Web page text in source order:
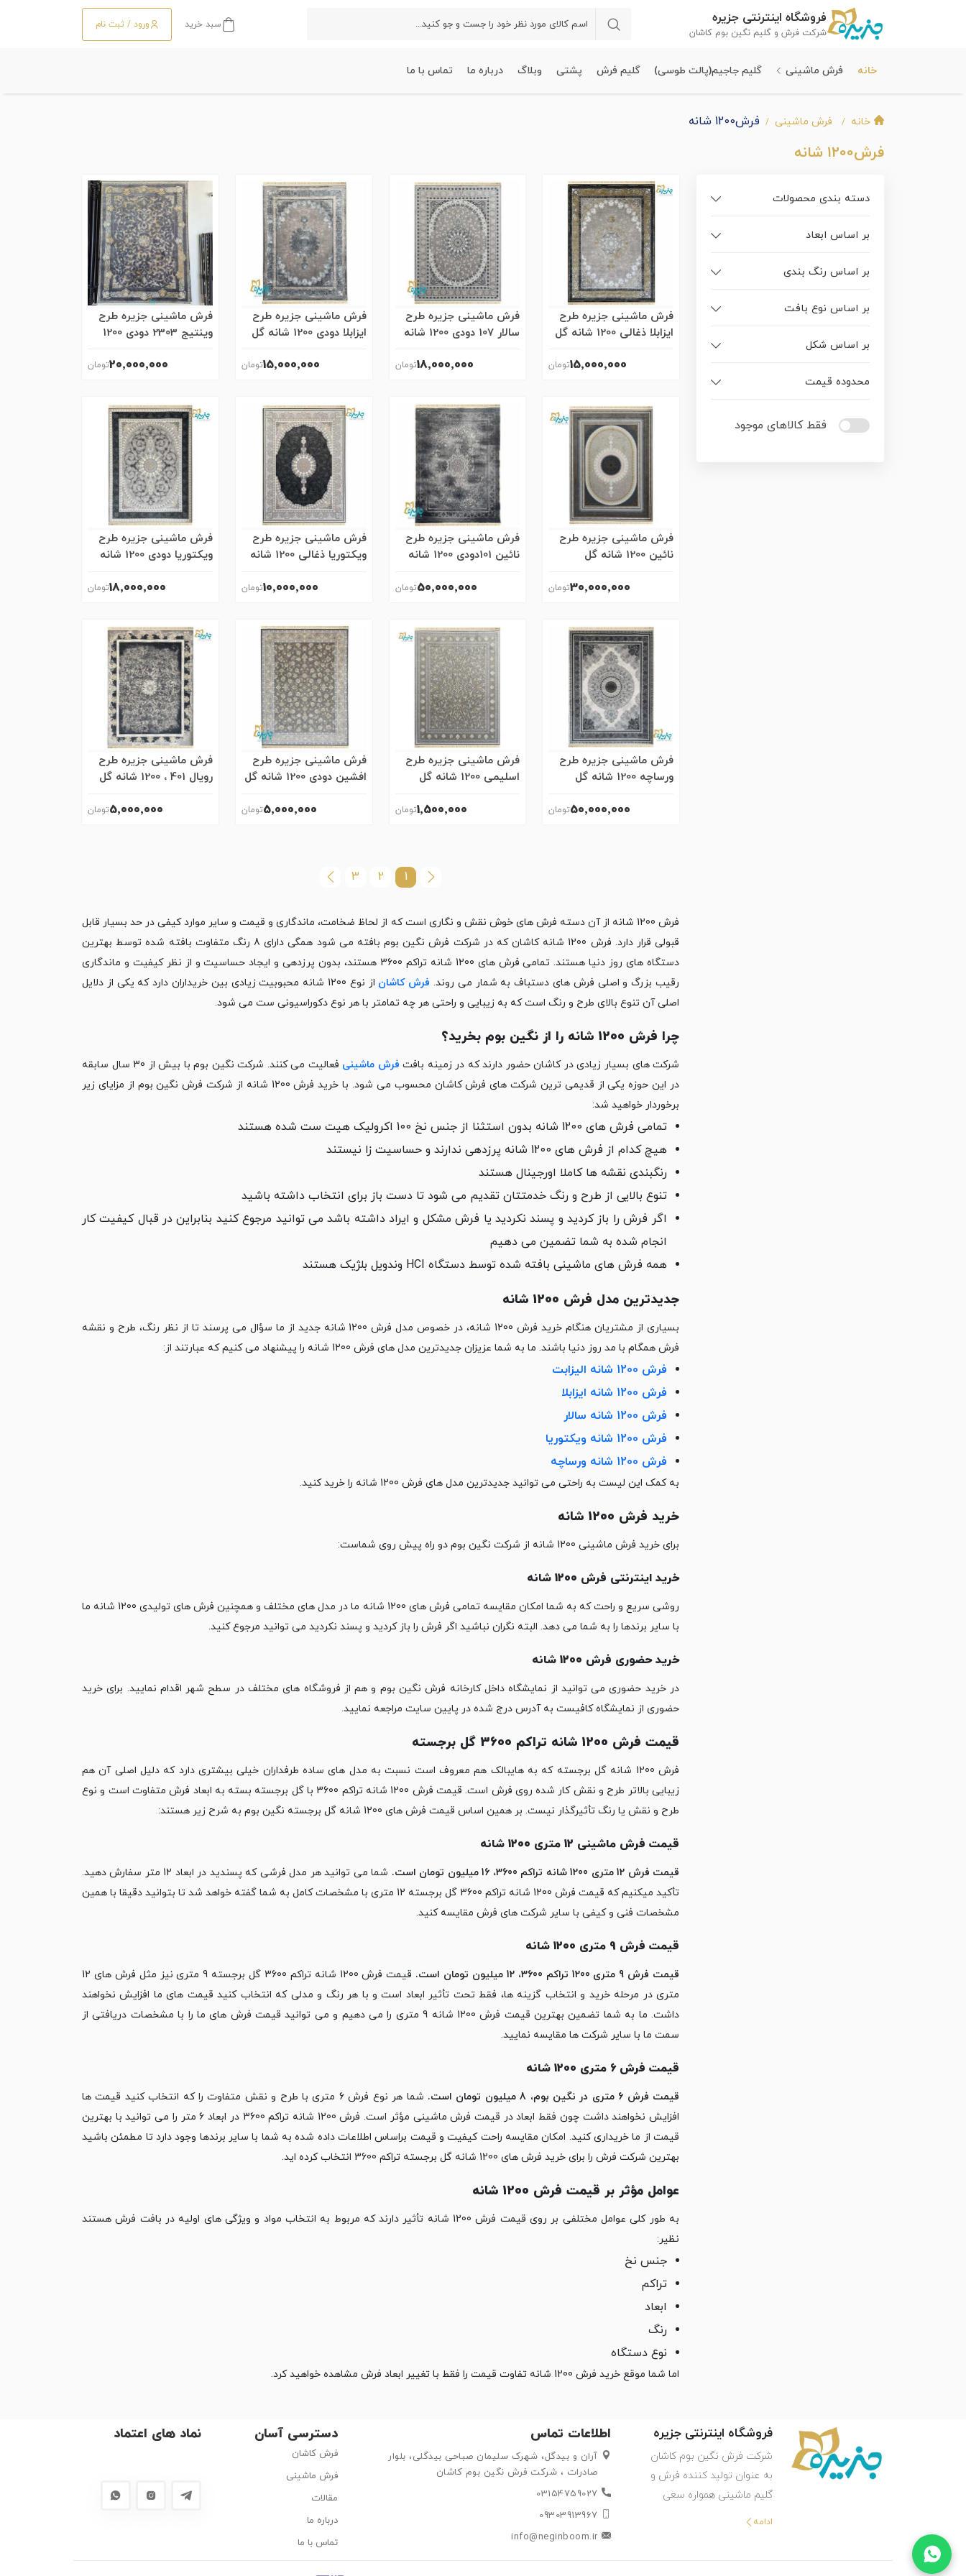
فروشگاه اینترنتی جزیره
شرکت فرش و گلیم نگین بوم کاشان
سبد خرید ورود / ثبت نام
خانه فرش ماشینی گلیم جاجیم(پالت طوسی) گلیم فرش پشتی وبلاگ درباره ما تماس با ما
خانه فرش ماشینی فرش1200 شانه
فرش1200 شانه
دسته بندی محصولات
بر اساس ابعاد
بر اساس رنگ بندی
بر اساس نوع بافت
بر اساس شکل
محدوده قیمت
فقط کالاهای موجود
فرش ماشینی جزیره طرح
ایزابلا ذغالی 1200 شانه گل
15٬000٬000
فرش ماشینی جزیره طرح
سالار 107 دودی 1200 شانه
18٬000٬000
فرش ماشینی جزیره طرح
ایزابلا دودی 1200 شانه گل
15٬000٬000
فرش ماشینی جزیره طرح
وینتیج 2303 دودی 1200
20٬000٬000
فرش ماشینی جزیره طرح
نائین 1200 شانه گل
30٬000٬000
فرش ماشینی جزیره طرح
نائین 101دودی 1200 شانه
50٬000٬000
فرش ماشینی جزیره طرح
ویکتوریا ذغالی 1200 شانه
10٬000٬000
فرش ماشینی جزیره طرح
ویکتوریا دودی 1200 شانه
18٬000٬000
فرش ماشینی جزیره طرح
ورساچه 1200 شانه گل
50٬000٬000
فرش ماشینی جزیره طرح
اسلیمی 1200 شانه گل
1٬500٬000
فرش ماشینی جزیره طرح
افشین دودی 1200 شانه گل
5٬000٬000
فرش ماشینی جزیره طرح
رویال 401 ، 1200 شانه گل
5٬000٬000
1
2
3
فرش 1200 شانه از آن دسته فرش های خوش نقش و نگاری است که از لحاظ ضخامت، ماندگاری و قیمت و ‏سایر موارد کیفی در حد بسیار قابل
قبولی قرار دارد. فرش 1200 شانه کاشان که در شرکت فرش نگین بوم بافته ‏می شود همگی دارای 8 رنگ متفاوت بافته شده توسط بهترین
دستگاه های روز دنیا هستند. تمامی فرش های ‏‏1200 شانه تراکم 3600 هستند، بدون پرزدهی و ایجاد حساسیت و از نظر کیفیت و ماندگاری
رقیب بزرگ و ‏اصلی فرش های دستباف به شمار می روند. فرش کاشان
از نوع 1200 شانه محبوبیت زیادی بین خریداران دارد ‏که یکی از دلایل
اصلی آن تنوع بالای طرح و رنگ است که به زیبایی و راحتی هر چه تمامتر با هر نوع ‏دکوراسیونی ست می شود. ‏
چرا فرش 1200 شانه را از نگین بوم بخرید؟
شرکت های بسیار زیادی در کاشان حضور دارند که در زمینه بافت فرش ماشینی
فعالیت می کنند. شرکت نگین ‏بوم با بیش از 30 سال سابقه
در این حوزه یکی از قدیمی ترین شرکت های فرش کاشان محسوب می شود. با ‏خرید فرش 1200 شانه از شرکت فرش نگین بوم از مزایای زیر
برخوردار خواهید شد:‏
تمامی فرش های 1200 شانه بدون استثنا از جنس نخ 100 اکرولیک هیت ست شده هستند
هیچ کدام از فرش های 1200 شانه پرزدهی ندارند و حساسیت زا نیستند
رنگبندی نقشه ها کاملا اورجینال هستند
تنوع بالایی از طرح و رنگ خدمتتان تقدیم می شود تا دست باز برای انتخاب داشته باشید
اگر فرش را باز کردید و پسند نکردید یا فرش مشکل و ایراد داشته باشد می توانید مرجوع کنید بنابراین ‏در قبال کیفیت کار
انجام شده به شما تضمین می دهیم
همه فرش های ماشینی بافته شده توسط دستگاه ‏HCI‏ وندویل بلژیک هستند
جدیدترین مدل فرش 1200 شانه
بسیاری از مشتریان هنگام خرید فرش 1200 شانه، در خصوص مدل فرش 1200 شانه جدید از ما سؤال می ‏پرسند تا از نظر رنگ، طرح و نقشه
فرش همگام با مد روز دنیا باشند. ما به شما عزیزان جدیدترین مدل های ‏فرش 1200 شانه را پیشنهاد می کنیم که عبارتند از:‏
فرش 1200 شانه الیزابت
فرش 1200 شانه ایزابلا
فرش 1200 شانه سالار
فرش 1200 شانه ویکتوریا
فرش 1200 شانه ورساچه
به کمک این لیست به راحتی می توانید جدیدترین مدل های فرش 1200 شانه را خرید کنید.‏
خرید فرش 1200 شانه
برای خرید فرش ماشینی 1200 شانه از شرکت نگین بوم دو راه پیش روی شماست:‏
خرید اینترنتی فرش 1200 شانه
روشی سریع و راحت که به شما امکان مقایسه تمامی فرش های 1200 شانه ما در مدل های مختلف و همچنین ‏فرش های تولیدی 1200 شانه ما
با سایر برندها را به شما می دهد. البته نگران نباشید اگر فرش را باز کردید و ‏پسند نکردید می توانید مرجوع کنید.‏
خرید حضوری فرش 1200 شانه
در خرید حضوری می توانید از نمایشگاه داخل کارخانه فرش نگین بوم و هم از فروشگاه های مختلف در سطح ‏شهر اقدام نمایید. برای خرید
حضوری از نمایشگاه کافیست به آدرس درج شده در پایین سایت مراجعه نمایید.‏
قیمت فرش 1200 شانه تراکم 3600 گل برجسته
فرش 1200 شانه گل برجسته که به هایبالک هم معروف است نسبت به مدل های ساده طرفداران خیلی ‏بیشتری دارد که دلیل اصلی آن هم
زیبایی بالاتر طرح و نقش کار شده روی فرش است. قیمت فرش 1200 شانه ‏تراکم 3600 با گل برجسته بسته به ابعاد فرش متفاوت است و نوع
طرح و نقش یا رنگ تأثیرگذار نیست. بر ‏همین اساس قیمت فرش های 1200 شانه گل برجسته نگین بوم به شرح زیر هستند:‏
قیمت فرش ماشینی 12 متری 1200 شانه
قیمت فرش 12 متری 1200 شانه تراکم 3600، 16 میلیون تومان است.
‏شما می توانید هر مدل فرشی که پسندید در ابعاد 12 متر سفارش دهید.
تأکید میکنیم که قیمت فرش 1200 ‏شانه تراکم 3600 گل برجسته 12 متری با مشخصات کامل به شما گفته خواهد شد تا بتوانید دقیقا با همین
‏مشخصات فنی و کیفی با سایر شرکت های فرش مقایسه کنید.‏
قیمت فرش 9 متری 1200 شانه
قیمت فرش 9 متری 1200 تراکم 3600، 12 میلیون تومان است.
قیمت فرش 1200 شانه تراکم 3600 گل ‏برجسته 9 متری نیز مثل فرش های 12
متری در مرحله خرید و انتخاب گزینه ها، فقط تحت تأثیر ابعاد است و ‏با هر رنگ و مدلی که انتخاب کنید قیمت های ما افزایش نخواهند
داشت. ما به شما تضمین بهترین قیمت فرش ‏‏1200 شانه 9 متری را می دهیم و می توانید قیمت فرش های ما را با مشخصات دریافتی از
سمت ما با سایر ‏شرکت ها مقایسه نمایید.‏
قیمت فرش 6 متری 1200 شانه
قیمت فرش 6 متری در نگین بوم، 8 میلیون تومان است.
شما هر نوع فرش 6 متری با طرح و نقش متفاوت را که ‏انتخاب کنید قیمت ها
افزایش نخواهند داشت چون فقط ابعاد در قیمت فرش ماشینی مؤثر است. فرش 1200 ‏شانه تراکم 3600 در ابعاد 6 متر را می توانید با بهترین
قیمت از ما خریداری کنید. امکان مقایسه راحت کیفیت ‏و قیمت براساس اطلاعات داده شده به شما با سایر برندها وجود دارد تا مطمئن باشید
بهترین شرکت فرش را ‏برای خرید فرش های 1200 شانه گل برجسته تراکم 3600 انتخاب کرده اید.‏
عوامل مؤثر بر قیمت فرش 1200 شانه
به طور کلی عوامل مختلفی بر روی قیمت فرش 1200 شانه تأثیر دارند که مربوط به انتخاب مواد و ویژگی های ‏اولیه در بافت فرش هستند
نظیر:‏
جنس نخ
تراکم
ابعاد
رنگ
نوع دستگاه
اما شما موقع خرید فرش 1200 شانه تفاوت قیمت را فقط با تغییر ابعاد فرش مشاهده خواهید کرد. ‏
فروشگاه اینترنتی جزیره
شرکت فرش نگین بوم کاشان
به عنوان تولید کننده فرش و
گلیم ماشینی همواره سعی
ادامه
اطلاعات تماس
آران و بیدگل، شهرک سلیمان صباحی بیدگلی، بلوار
صادرات ، شرکت فرش نگین بوم کاشان
03154759027
09303913967
info@neginboom.ir
دسترسی آسان
فرش کاشان
فرش ماشینی
مقالات
درباره ما
تماس با ما
نماد های اعتماد